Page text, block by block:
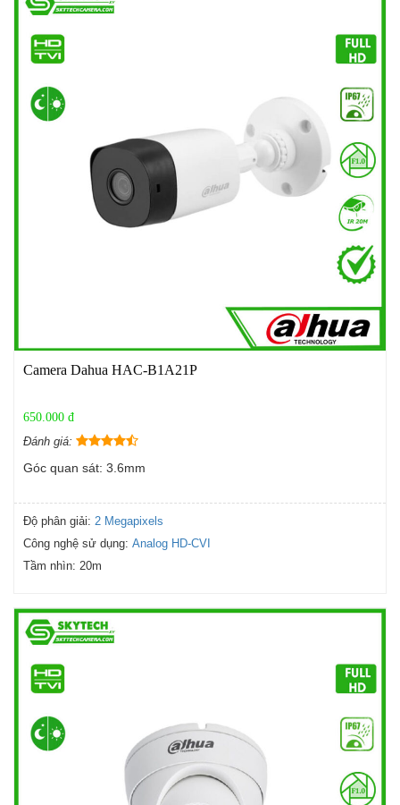
Camera Dahua HAC-B1A21P
650.000 đ
Đánh giá:
Góc quan sát: 3.6mm
Độ phân giải: 2 Megapixels
Công nghệ sử dụng: Analog HD-CVI
Tầm nhìn: 20m